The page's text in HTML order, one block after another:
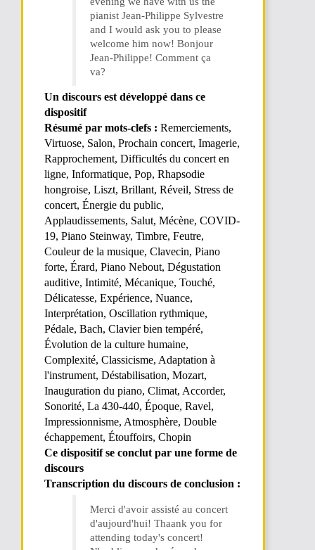
pianist Jean-Philippe Sylvestre
and I would ask you to please
welcome him now! Bonjour
Jean-Philippe! Comment ça
va?
Un discours est développé dans ce
dispositif
Résumé par mots-clefs : Remerciements,
Virtuose, Salon, Prochain concert, Imagerie,
Rapprochement, Difficultés du concert en
ligne, Informatique, Pop, Rhapsodie
hongroise, Liszt, Brillant, Réveil, Stress de
concert, Énergie du public,
Applaudissements, Salut, Mécène, COVID-
19, Piano Steinway, Timbre, Feutre,
Couleur de la musique, Clavecin, Piano
forte, Érard, Piano Nebout, Dégustation
auditive, Intimité, Mécanique, Touché,
Délicatesse, Expérience, Nuance,
Interprétation, Oscillation rythmique,
Pédale, Bach, Clavier bien tempéré,
Évolution de la culture humaine,
Complexité, Classicisme, Adaptation à
l'instrument, Déstabilisation, Mozart,
Inauguration du piano, Climat, Accorder,
Sonorité, La 430-440, Époque, Ravel,
Impressionnisme, Atmosphère, Double
échappement, Étouffoirs, Chopin
Ce dispositif se conclut par une forme de
discours
Transcription du discours de conclusion :
Merci d'avoir assisté au concert
d'aujourd'hui! Thaank you for
attending today's concert!